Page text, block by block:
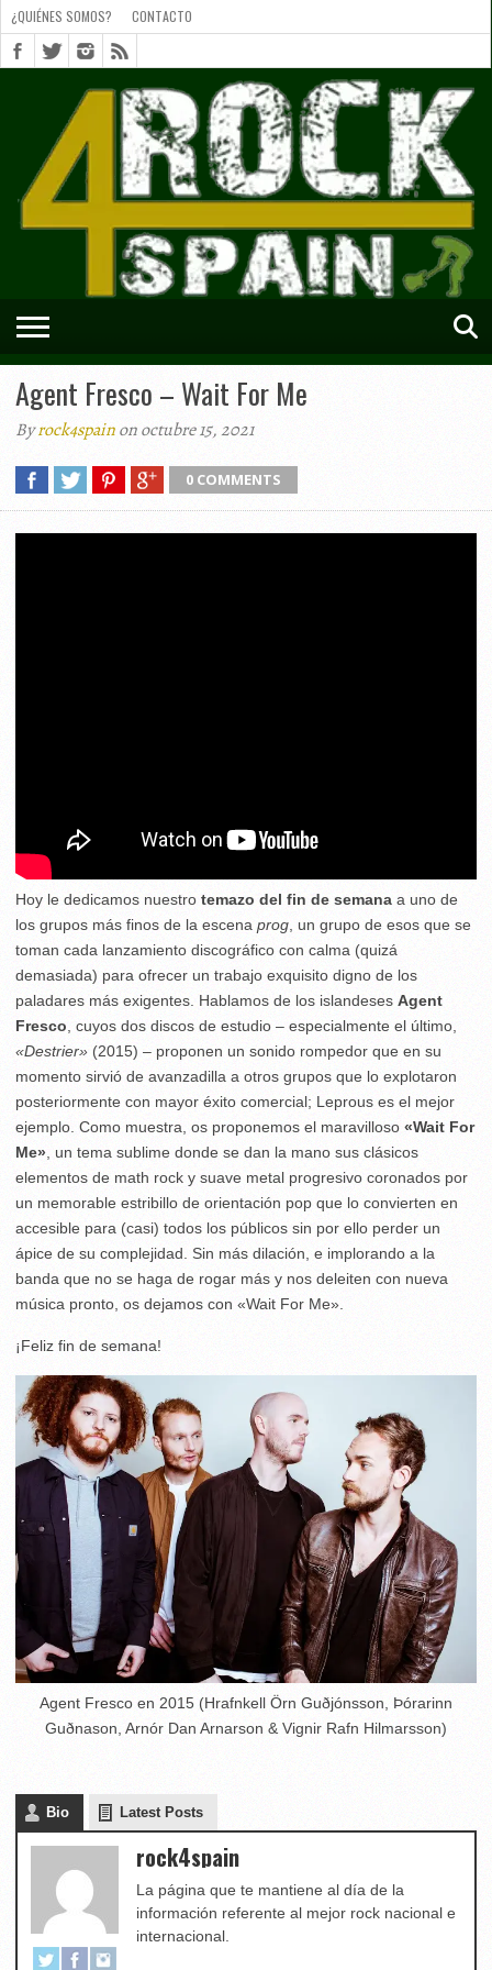
SOMOS?
CONTACTO
SHORTS
¿QUIÉNES SOMOS? CONTACTO
Agent Fresco – Wait For Me
Byrock4spainon octubre 15, 2021
0 COMMENTS
Hoy le dedicamos nuestro temazo del fin de semana a uno de
los grupos más finos de la escena prog , un grupo de esos que se
toman cada lanzamiento discográfico con calma (quizá
demasiada) para ofrecer un trabajo exquisito digno de los
paladares más exigentes. Hablamos de los islandeses Agent
Fresco , cuyos dos discos de estudio – especialmente el último,
«Destrier» (2015) – proponen un sonido rompedor que en su
momento sirvió de avanzadilla a otros grupos que lo explotaron
posteriormente con mayor éxito comercial; Leprous es el mejor
ejemplo. Como muestra, os proponemos el maravilloso «Wait For
Me» , un tema sublime donde se dan la mano sus clásicos
elementos de math rock y suave metal progresivo coronados por
un memorable estribillo de orientación pop que lo convierten en
accesible para (casi) todos los públicos sin por ello perder un
ápice de su complejidad. Sin más dilación, e implorando a la
banda que no se haga de rogar más y nos deleiten con nueva
música pronto, os dejamos con «Wait For Me».
¡Feliz fin de semana!
Agent Fresco en 2015 (Hrafnkell Örn Guðjónsson, Þórarinn
Guðnason, Arnór Dan Arnarson & Vignir Rafn Hilmarsson)
Bio Latest Posts
rock4spain
La página que te mantiene al día de la
información referente al mejor rock nacional e
internacional.